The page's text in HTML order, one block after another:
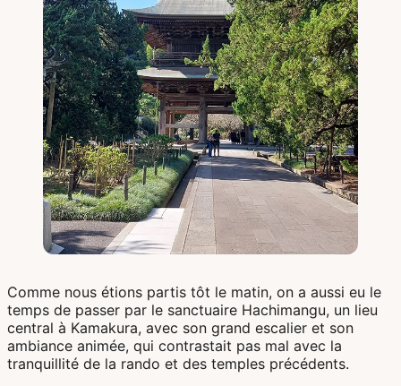
Comme nous étions partis tôt le matin, on a aussi eu le
temps de passer par le sanctuaire Hachimangu, un lieu
central à Kamakura, avec son grand escalier et son
ambiance animée, qui contrastait pas mal avec la
tranquillité de la rando et des temples précédents.